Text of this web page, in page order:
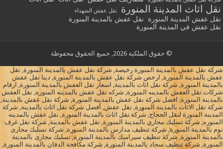
نقل اثاث المدينة المنورة نقل عفش الشهداء
نقل عفش المدينة المنورة
نقل عفش بالمدينة المنورة
نقل عفش في المدينة المنورة
© حقوق الملكية 2026, جميع الحقوق محفوظة
شركة نقل عفش بالمدينة المنورة رخيصة, شركة نقل عفش بالمدينة المنورة, نقل
عفش بالمدينة المنورة, ارخص شركة نقل عفش بالمدينة المنورة, دينا نقل عفش
بالمدينة المنورة, شركة نقل اثاث بالمدينة, اسعار نقل العفش بالمدينة المنورة, ارقام
شركات نقل العفش بالمدينه المنورة, شركه نقل عفش بالمدينه المنوره, نقل العفش
بالمدينة المنورة, افضل شركة نقل عفش بالمدينة المنورة, شركة نقل عفش بالمدينة,
شركة نقل الاثاث بالمدينة المنورة, نقل عفش, أفضل شركة نقل اثاث بالمدينة, شركة
المدينة المنورة لنقل الحجاج, شركة نقل اثاث بالمدينة المنورة, نقل عفش بالمدينه
المنوره, شركة تسليك مجاري بالمدينة المنورة, نقل عفش بالمدينة, شركة نقل غرف
نوم بالمدينة المنورة, شركة تنظيف مدارس بالمدينة المنورة, شركة تسليك مجارى
بالمدينة المنورة, شركة تنظيف سيراميك بالمدينة المنورة, تسليك مجارى بالمدينة
المنورة, شركة تنظيف سجاد بالمدينة المنورة, شركة مكافحة الدفان بالمدينة المنورة,